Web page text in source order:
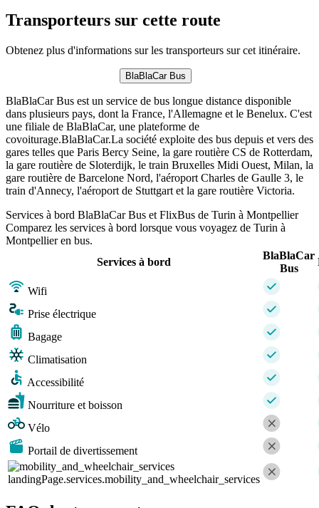
Transporteurs sur cette route
Obtenez plus d'informations sur les transporteurs sur cet itinéraire.
BlaBlaCar Bus
BlaBlaCar Bus est un service de bus longue distance disponible
dans plusieurs pays, dont la France, l'Allemagne et le Benelux. C'est
une filiale de BlaBlaCar, une plateforme de
covoiturage.BlaBlaCar.La société exploite des bus depuis et vers des
gares telles que Paris Bercy Seine, la gare routière CS de Rotterdam,
la gare routière de Sloterdijk, le train Bruxelles Midi Ouest, Milan, la
gare routière de Barcelone Nord, l'aéroport Charles de Gaulle 3, le
train d'Annecy, l'aéroport de Stuttgart et la gare routière Victoria.
Services à bord BlaBlaCar Bus et FlixBus de Turin à Montpellier
Comparez les services à bord lorsque vous voyagez de Turin à
Montpellier en bus.
Services à bord
BlaBlaCar
Bus
Wifi
Prise électrique
Bagage
Climatisation
Accessibilité
Nourriture et boisson
Vélo
Portail de divertissement
landingPage.services.mobility_and_wheelchair_services